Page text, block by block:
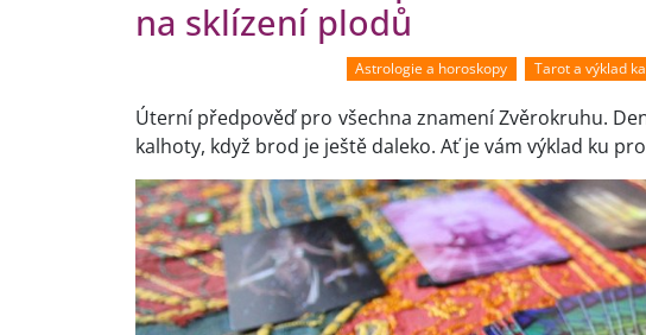
na sklízení plodů
Astrologie a horoskopy Tarot a výklad
Úterní předpověď pro všechna znamení Zvěrokruhu.
kalhoty, když brod je ještě daleko. Ať je vám výklad ku